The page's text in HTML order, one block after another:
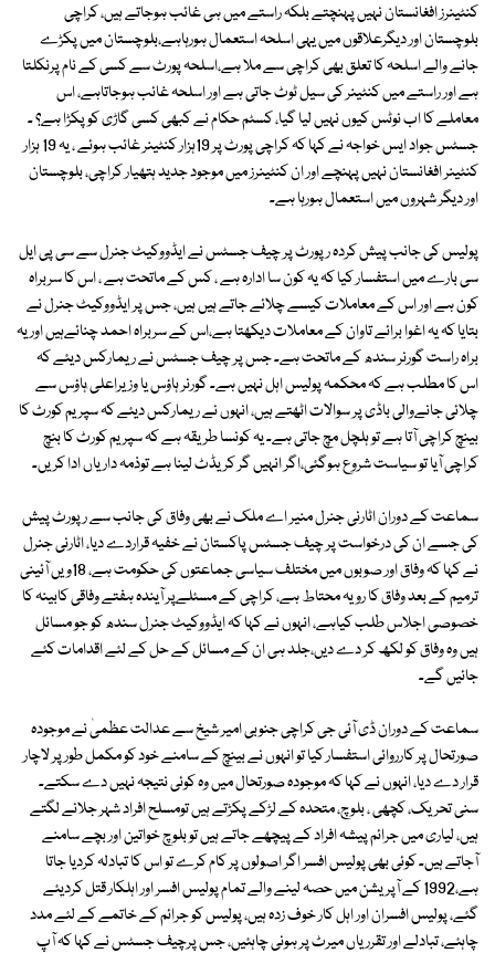
کنٹینرز افغانستان نہیں پہنچتے بلکہ راستے میں ہی غائب ہوجاتے ہیں، کراچی
بلوچستان اور دیگرعلاقوں میں یہی اسلحہ استعمال ہورہاہے،بلوچستان میں پکڑے
جانے والے اسلحہ کا تعلق بھی کراچی سے ملا ہے،اسلحہ پورٹ سے کسی کے نام پرنکلتا
ہے اور راستے میں کنٹینر کی سیل ٹوٹ جاتی ہے اور اسلحہ غائب ہوجاتاہے، اس
معاملے کا اب نوٹس کیوں نہیں لیا گیا، کسٹم حکام نے کبھی کسی گاڑی کو پکڑا ہے؟ ۔
جسٹس جواد ایس خواجہ نے کہا کہ کراچی پورٹ پر 19ہزار کنٹینر غائب ہوئے ، یہ 19 ہزار
کنٹینر افغانستان نہیں پہنچے اور ان کنٹینرز میں موجود جدید ہتھیار کراچی، بلوچستان
اور دیگر شہروں میں استعمال ہورہا ہے۔
پولیس کی جانب پیش کردہ رپورٹ پر چیف جسٹس نے ایڈووکیٹ جنرل سے سی پی ایل
سی بارے میں استفسار کیا کہ یہ کون سا ادارہ ہے ، کس کے ماتحت ہے ، اس کا سربراہ
کون ہے اور اس کے معاملات کیسے چلائے جاتے ہیں ہیں، جس پر ایڈووکیٹ جنرل نے
بتایا کہ یہ اغوا برائے تاوان کے معاملات دیکھتا ہے،اس کے سربراہ احمد چنائےہیں اور یہ
براہ راست گورنر سندھ کے ماتحت ہے۔ جس پر چیف جسٹس نے ریمارکس دیئے کہ
اس کا مطلب ہے کہ محکمہ پولیس اہل نہیں ہے۔ گورنر ہاؤس یا وزیراعلی ٰہاؤس سے
چلائی جانےوالی باڈی پر سوالات اٹھتے ہیں، انہوں نے ریمارکس دیئے کہ سپریم کورٹ کا
بینچ کراچی آتا ہے تو ہلچل مچ جاتی ہے۔ یہ کونسا طریقہ ہے کہ سپریم کورٹ کا بنچ
کراچی آیا تو سیاست شروع ہوگئی،اگر انہیں گر کریڈٹ لینا ہے توذمہ داریاں ادا کریں۔
سماعت کے دوران اٹارنی جنرل منیر اے ملک نے بھی وفاق کی جانب سے رپورٹ پیش
کی جسے ان کی درخواست پر چیف جسٹس پاکستان نے خفیہ قراردے دیا، اٹارنی جنرل
نے کہا کہ وفاق اور صوبوں میں مختلف سیاسی جماعتوں کی حکومت ہے، 18ویں آئینی
ترمیم کے بعد وفاق کا رویہ محتاط ہے، کراچی کے مسئلےپر آیندہ ہفتے وفاقی کابینہ کا
خصوصی اجلاس طلب کیاہے، انہوں نے کہا کہ ایڈووکیٹ جنرل سندھ کو جو مسائل
ہیں وہ وفاق کو لکھ کر دے دیں،جلد ہی ان کے مسائل کے حل کے لئے اقدامات کئے
جائیں گے۔
سماعت کے دوران ڈی آئی جی کراچی جنوبی امیر شیخ سے عدالت عظمیٰ نے موجودہ
صورتحال پر کارروائی استفسار کیا تو انہوں نے بینچ کے سامنے خود کو مکمل طور پر لاچار
قرار دے دیا، انہوں نے کہا کہ موجودہ صورتحال میں وہ کوئی نتیجہ نہیں دے سکتے۔
سنی تحریک، کچھی ، بلوچ، متحدہ کے لڑکے پکڑتے ہیں تومسلح افراد شہر جلانے لگتے
ہیں، لیاری میں جرائم پیشہ افراد کے پیچھے جاتے ہیں تو بلوچ خواتین اور بچے سامنے
آجاتے ہیں۔ کوئی بھی پولیس افسر اگر اصولوں پر کام کرے تو اس کا تبادلہ کردیا جاتا
ہے،1992 کے آپریشن میں حصہ لینے والے تمام پولیس افسر اور اہلکار قتل کردیئے
گئے، پولیس افسران اور اہل کار خوف زدہ ہیں، پولیس کو جرائم کے خاتمے کے لئے مدد
چاہئے، تبادلے اور تقرریاں میرٹ پر ہونی چاہئیں، جس پرچیف جسٹس نے کہا کہ آپ